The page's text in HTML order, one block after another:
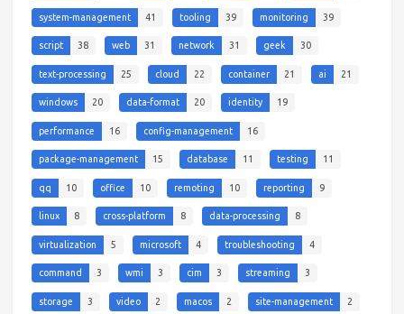
system-management 41 tooling 39 monitoring 39
script 38 web 31 network 31 geek 30
text-processing 25 cloud 22 container 21 ai 21
windows 20 data-format 20 identity 19
performance 16 config-management 16
package-management 15 database 11 testing 11
qq 10 office 10 remoting 10 reporting 9
linux 8 cross-platform 8 data-processing 8
virtualization 5 microsoft 4 troubleshooting 4
command 3 wmi 3 cim 3 streaming 3
storage 3 video 2 macos 2 site-management 2